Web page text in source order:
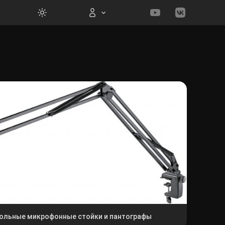
Забыли пароль?
Регистрация
микрофонные стойки и пантографы